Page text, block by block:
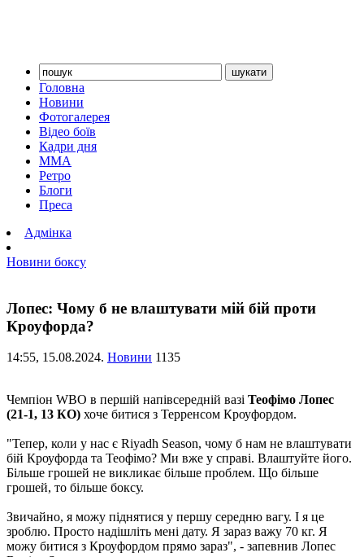
Головна
Новини
Фотогалерея
Відео боїв
Кадри дня
ММА
Ретро
Блоги
Преса
Адмінка
Новини боксу
Лопес: Чому б не влаштувати мій бій проти
Кроуфорда?
14:55, 15.08.2024. Новини 1135
Чемпіон WBO в першій напівсередній вазі Теофімо Лопес
(21-1, 13 КО) хоче битися з Терренсом Кроуфордом.
"Тепер, коли у нас є Riyadh Season, чому б нам не влаштувати
бій Кроуфорда та Теофімо? Ми вже у справі. Влаштуйте його.
Більше грошей не викликає більше проблем. Що більше
грошей, то більше боксу.
Звичайно, я можу піднятися у першу середню вагу. І я це
зроблю. Просто надішліть мені дату. Я зараз важу 70 кг. Я
можу битися з Кроуфордом прямо зараз", - запевнив Лопес